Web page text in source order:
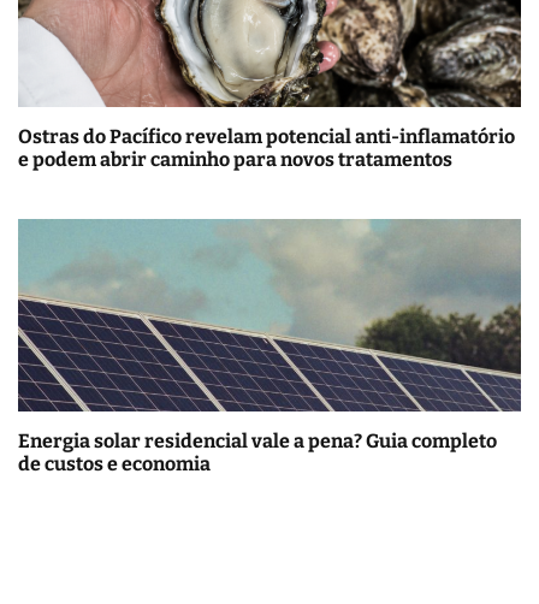
Ostras do Pacífico revelam potencial anti-inflamatório
e podem abrir caminho para novos tratamentos
Energia solar residencial vale a pena? Guia completo
de custos e economia